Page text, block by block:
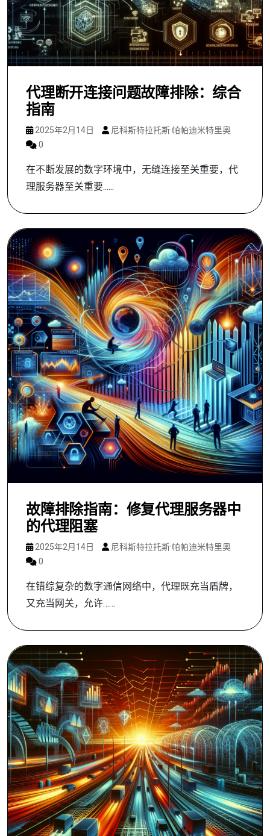
代理断开连接问题故障排除：综合
指南
2025年2月14日
尼科斯特拉托斯·帕帕迪米特里奥
0
在不断发展的数字环境中，无缝连接至关重要，代
理服务器至关重要......
故障排除指南：修复代理服务器中
的代理阻塞
2025年2月14日
尼科斯特拉托斯·帕帕迪米特里奥
0
在错综复杂的数字通信网络中，代理既充当盾牌，
又充当网关，允许……